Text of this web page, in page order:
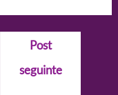
Post
seguinte